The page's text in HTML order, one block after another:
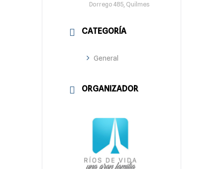
Dorrego 485, Quilmes
CATEGORÍA
General
ORGANIZADOR